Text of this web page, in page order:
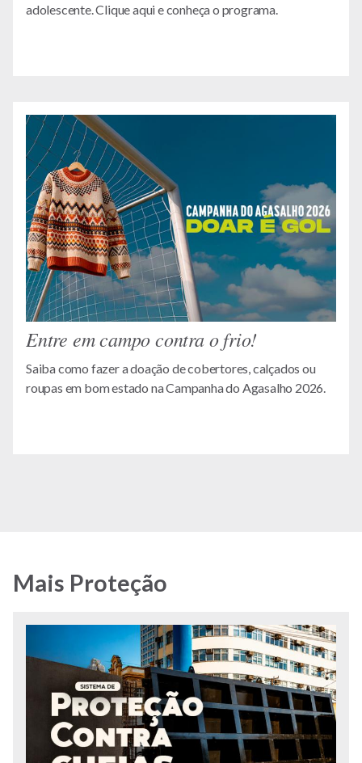
adolescente. Clique aqui e conheça o programa.
Entre em campo contra o frio!
Saiba como fazer a doação de cobertores, calçados ou
roupas em bom estado na Campanha do Agasalho 2026.
Mais Proteção